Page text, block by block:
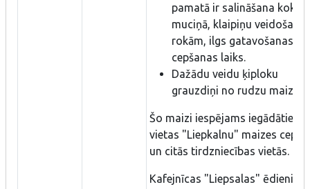
pamatā ir salināšana koka
muciņā, klaipiņu veidošana
rokām, ilgs gatavošanas un
cepšanas laiks.
Dažādu veidu ķiploku
grauzdiņi no rudzu maizes.
Šo maizi iespējams iegādāties
vietas "Liepkalnu" maizes
un citās tirdzniecības vietās.
Kafejnīcas "Liepsalas" ēdieni no